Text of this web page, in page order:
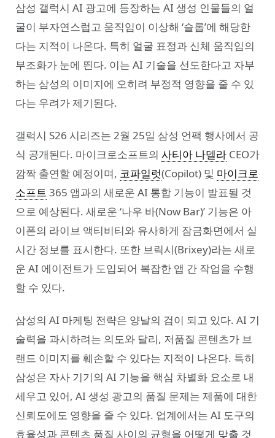
삼성 갤럭시 AI 광고에 등장하는 AI 생성 인물들의 얼
굴이 부자연스럽고 움직임이 이상해 ‘슬롭’에 해당한
다는 지적이 나온다. 특히 얼굴 표정과 신체 움직임의
부조화가 눈에 띈다. 이는 AI 기술을 선도한다고 자부
하는 삼성의 이미지에 오히려 부정적 영향을 줄 수 있
다는 우려가 제기된다.
갤럭시 S26 시리즈는 2월 25일 삼성 언팩 행사에서 공
식 공개된다. 마이크로소프트의 사티아 나델라 CEO가
깜짝 출연할 예정이며, 코파일럿(Copilot) 및 마이크로
소프트 365 앱과의 새로운 AI 통합 기능이 발표될 것
으로 예상된다. 새로운 ‘나우 바(Now Bar)’ 기능은 아
이폰의 라이브 액티비티와 유사하게 잠금화면에서 실
시간 정보를 표시한다. 또한 브릭시(Brixey)라는 새로
운 AI 에이전트가 도입되어 복잡한 앱 간 작업을 수행
할 수 있다.
삼성의 AI 마케팅 전략은 양날의 검이 되고 있다. AI 기
술력을 과시하려는 의도와 달리, 저품질 콘텐츠가 브
랜드 이미지를 훼손할 수 있다는 지적이 나온다. 특히
삼성은 자사 기기의 AI 기능을 핵심 차별화 요소로 내
세우고 있어, AI 생성 광고의 품질 문제는 제품에 대한
신뢰도에도 영향을 줄 수 있다. 업계에서는 AI 도구의
효율성과 콘텐츠 품질 사이의 균형을 어떻게 맞출 것